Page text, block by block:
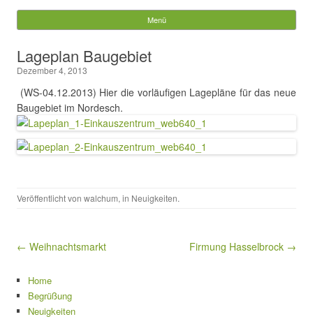
Gemeinde Walchum
Menü
Lageplan Baugebiet
Dezember 4, 2013
(WS-04.12.2013) Hier die vorläufigen Lagepläne für das neue
Baugebiet im Nordesch.
Veröffentlicht von walchum, in Neuigkeiten.
Beitragsnavigation
← Weihnachtsmarkt Firmung Hasselbrock →
Home
Begrüßung
Neuigkeiten